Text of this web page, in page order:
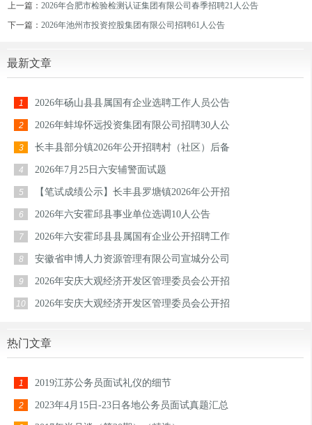
上一篇：2026年合肥市检验检测认证集团有限公司春季招聘21人公告
下一篇：2026年池州市投资控股集团有限公司招聘61人公告
最新文章
1 2026年砀山县县属国有企业选聘工作人员公告
2 2026年蚌埠怀远投资集团有限公司招聘30人公
3 长丰县部分镇2026年公开招聘村（社区）后备
4 2026年7月25日六安辅警面试题
5 【笔试成绩公示】长丰县罗塘镇2026年公开招
6 2026年六安霍邱县事业单位选调10人公告
7 2026年六安霍邱县县属国有企业公开招聘工作
8 安徽省申博人力资源管理有限公司宣城分公司
9 2026年安庆大观经济开发区管理委员会公开招
10 2026年安庆大观经济开发区管理委员会公开招
热门文章
1 2019江苏公务员面试礼仪的细节
2 2023年4月15日-23日各地公务员面试真题汇总